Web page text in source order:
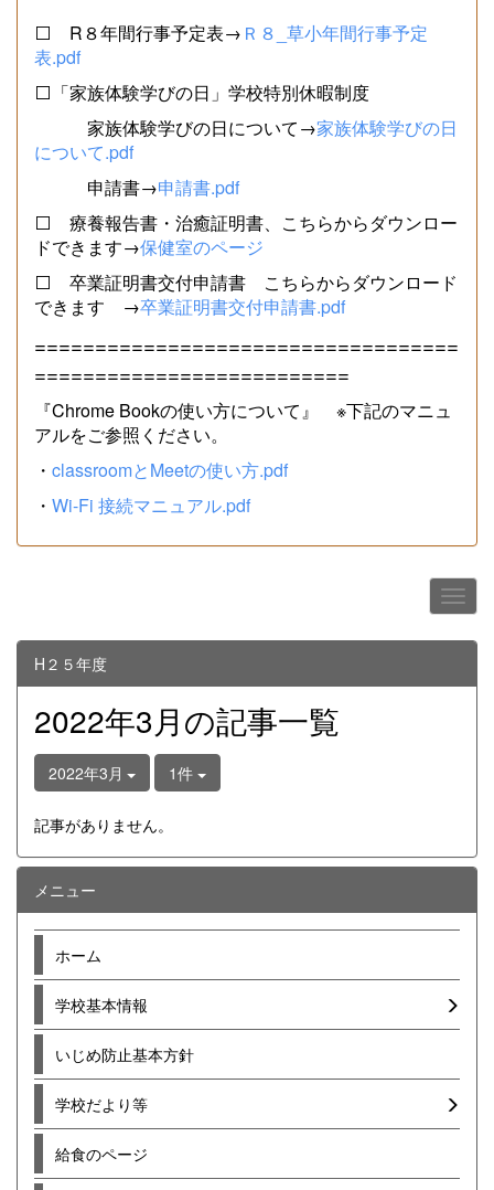
⬜ R８年間行事予定表→ Ｒ８_草小年間行事予定
表.pdf
⬜「家族体験学びの日」学校特別休暇制度
家族体験学びの日について→家族体験学びの日
について.pdf
申請書→申請書.pdf
⬜ 療養報告書・治癒証明書、こちらからダウンロー
ドできます→保健室のページ
⬜ 卒業証明書交付申請書 こちらからダウンロード
できます →卒業証明書交付申請書.pdf
===================================
==========================
『Chrome Bookの使い方について』 ※下記のマニュ
アルをご参照ください。
・ classroomとMeetの使い方.pdf
・ Wi-Fi 接続マニュアル.pdf
H２５年度
2022年3月の記事一覧
2022年3月 1件
記事がありません。
メニュー
ホーム
学校基本情報
いじめ防止基本方針
学校だより等
給食のページ